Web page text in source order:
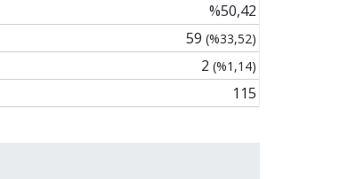
%50,42
59 (%33,52)
2 (%1,14)
115